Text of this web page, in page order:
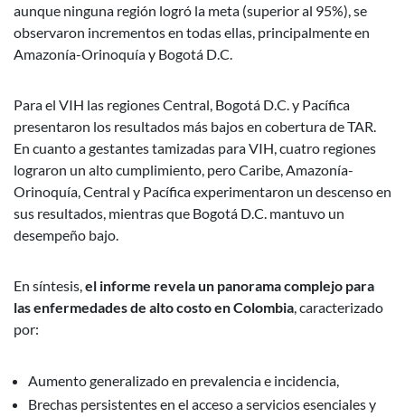
aunque ninguna región logró la meta (superior al 95%), se
observaron incrementos en todas ellas, principalmente en
Amazonía-Orinoquía y Bogotá D.C.
Para el VIH las regiones Central, Bogotá D.C. y Pacífica
presentaron los resultados más bajos en cobertura de TAR.
En cuanto a gestantes tamizadas para VIH, cuatro regiones
lograron un alto cumplimiento, pero Caribe, Amazonía-
Orinoquía, Central y Pacífica experimentaron un descenso en
sus resultados, mientras que Bogotá D.C. mantuvo un
desempeño bajo.
En síntesis, el informe revela un panorama complejo para
las enfermedades de alto costo en Colombia , caracterizado
por:
Aumento generalizado en prevalencia e incidencia,
Brechas persistentes en el acceso a servicios esenciales y